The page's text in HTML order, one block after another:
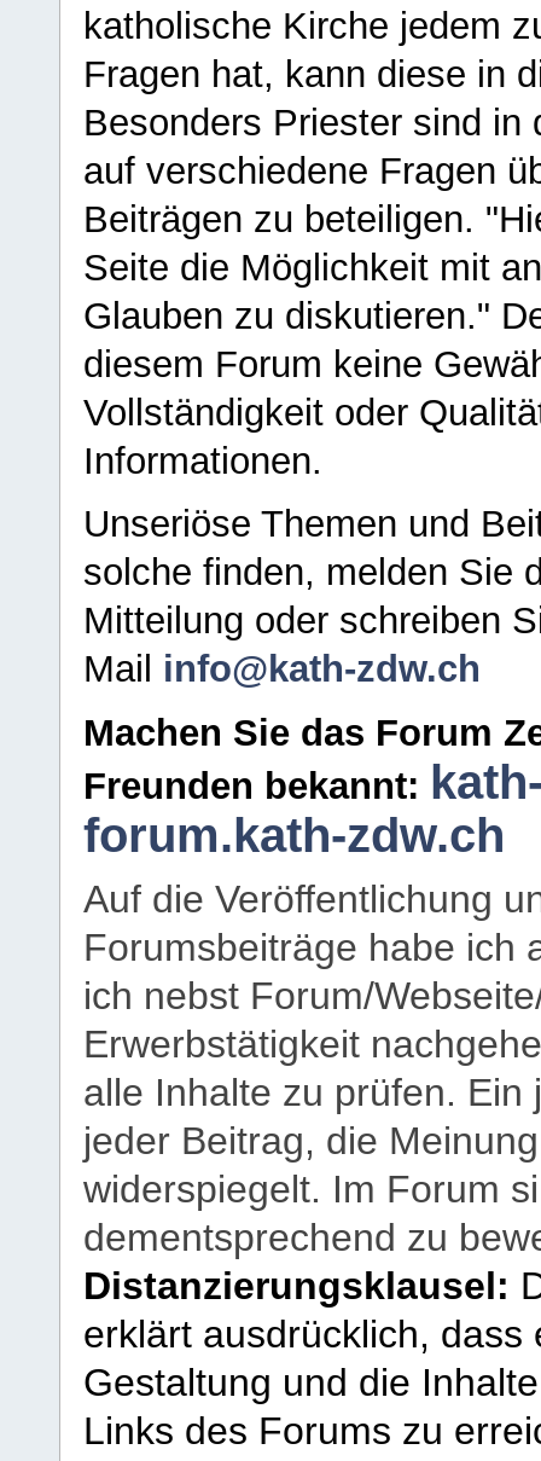
katholische Kirche jedem
Fragen hat, kann diese in
Besonders Priester sind in
auf verschiedene Fragen
Beiträgen zu beteiligen.
Seite die Möglichkeit mit
Glauben zu diskutieren."
diesem Forum keine
Vollständigkeit oder
Informationen.
Unseriöse Themen und
solche finden, melden Sie
Mitteilung oder schreiben
Mail info@kath-zdw.ch
Machen Sie das Forum
Freunden bekannt:
forum.kath-zdw.ch
Auf die Veröffentlichung
Forumsbeiträge habe ich
ich nebst Forum/
Erwerbstätigkeit
alle Inhalte zu prüfen.
jeder Beitrag, die
widerspiegelt. Im Forum
dementsprechend zu
Distanzierungsklausel:
erklärt ausdrücklich,
Gestaltung und die
Links des Forums zu